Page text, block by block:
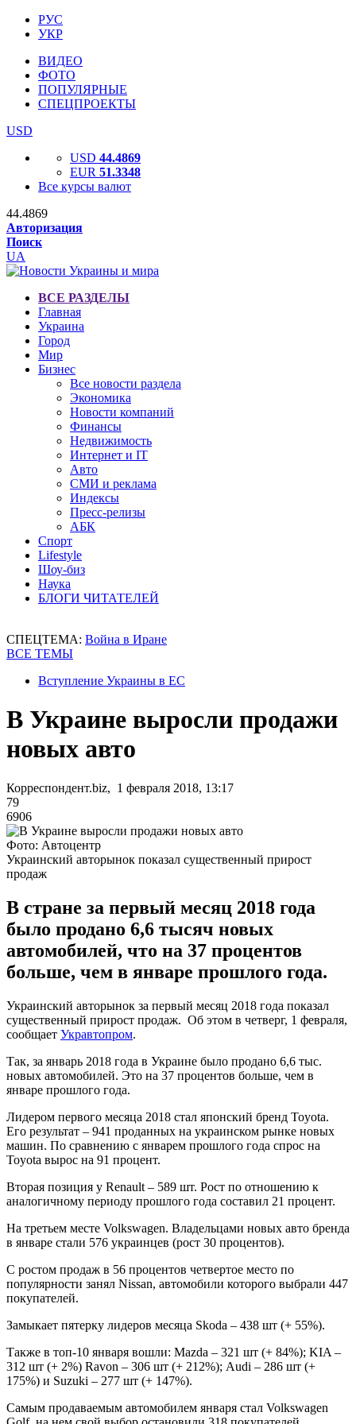
РУС
УКР
ВИДЕО
ФОТО
ПОПУЛЯРНЫЕ
СПЕЦПРОЕКТЫ
USD
USD 44.4869
EUR 51.3348
Все курсы валют
44.4869
Авторизация
Поиск
UA
ВСЕ РАЗДЕЛЫ
Главная
Украина
Город
Мир
Бизнес
Все новости раздела
Экономика
Новости компаний
Финансы
Недвижимость
Интернет и IT
Авто
СМИ и реклама
Индексы
Пресс-релизы
АБК
Спорт
Lifestyle
Шоу-биз
Наука
БЛОГИ ЧИТАТЕЛЕЙ
СПЕЦТЕМА: Война в Иране
ВСЕ ТЕМЫ
Вступление Украины в ЕС
В Украине выросли продажи
новых авто
Корреспондент.biz, 1 февраля 2018, 13:17
79
6906
Фото: Автоцентр
Украинский авторынок показал существенный прирост
продаж
В стране за первый месяц 2018 года
было продано 6,6 тысяч новых
автомобилей, что на 37 процентов
больше, чем в январе прошлого года.
Украинский авторынок за первый месяц 2018 года показал
существенный прирост продаж. Об этом в четверг, 1 февраля,
сообщает Укравтопром.
Так, за январь 2018 года в Украине было продано 6,6 тыс.
новых автомобилей. Это на 37 процентов больше, чем в
январе прошлого года.
Лидером первого месяца 2018 стал японский бренд Toyota.
Его результат – 941 проданных на украинском рынке новых
машин. По сравнению с январем прошлого года спрос на
Toyota вырос на 91 процент.
Вторая позиция у Renault – 589 шт. Рост по отношению к
аналогичному периоду прошлого года составил 21 процент.
На третьем месте Volkswagen. Владельцами новых авто бренда
в январе стали 576 украинцев (рост 30 процентов).
С ростом продаж в 56 процентов четвертое место по
популярности занял Nissan, автомобили которого выбрали 447
покупателей.
Замыкает пятерку лидеров месяца Skoda – 438 шт (+ 55%).
Также в топ-10 января вошли: Mazda – 321 шт (+ 84%); KIA –
312 шт (+ 2%) Ravon – 306 шт (+ 212%); Audi – 286 шт (+
175%) и Suzuki – 277 шт (+ 147%).
Самым продаваемым автомобилем января стал Volkswagen